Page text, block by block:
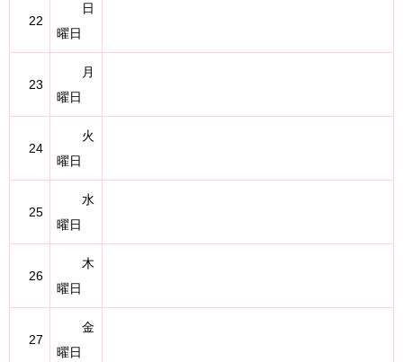
22
日
曜日
23
月
曜日
24
火
曜日
25
水
曜日
26
木
曜日
27
金
曜日